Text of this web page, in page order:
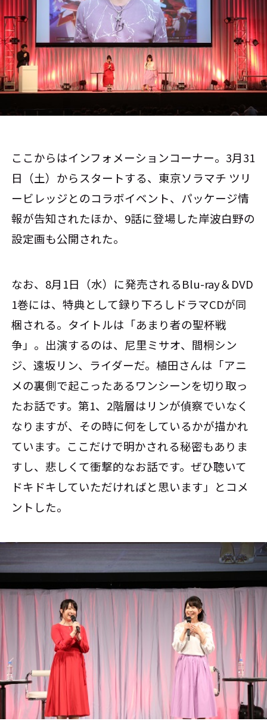
ここからはインフォメーションコーナー。3月31
日（土）からスタートする、東京ソラマチ ツリ
ービレッジとのコラボイベント、パッケージ情
報が告知されたほか、9話に登場した岸波白野の
設定画も公開された。
なお、8月1日（水）に発売されるBlu-ray＆DVD
1巻には、特典として録り下ろしドラマCDが同
梱される。タイトルは「あまり者の聖杯戦
争」。出演するのは、尼里ミサオ、間桐シン
ジ、遠坂リン、ライダーだ。植田さんは「アニ
メの裏側で起こったあるワンシーンを切り取っ
たお話です。第1、2階層はリンが偵察でいなく
なりますが、その時に何をしているかが描かれ
ています。ここだけで明かされる秘密もありま
すし、悲しくて衝撃的なお話です。ぜひ聴いて
ドキドキしていただければと思います」とコメ
ントした。